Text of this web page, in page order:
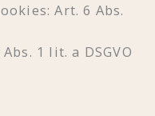
Art. 6 Abs.
1 lit. a DSGVO